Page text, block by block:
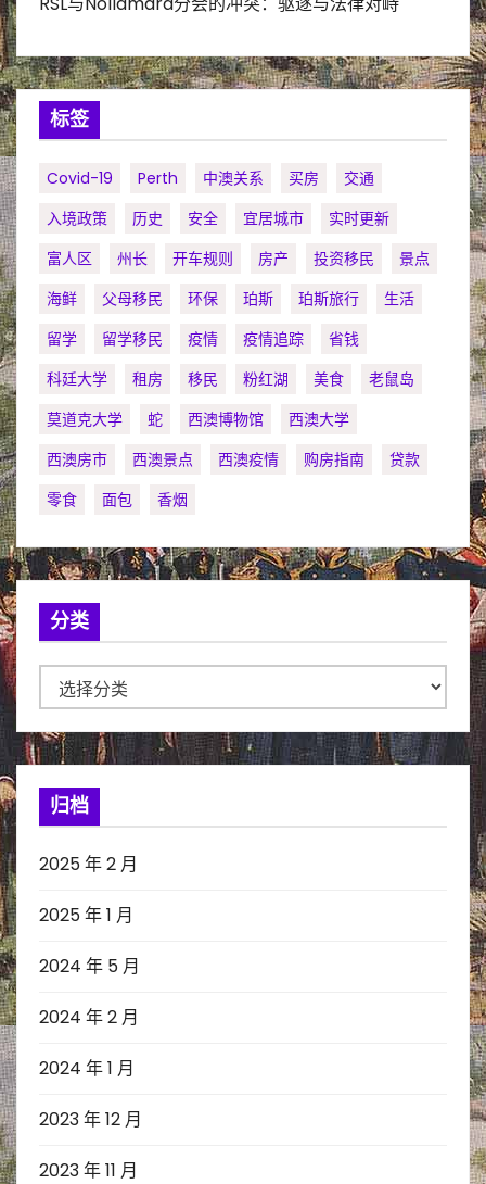
标签
Covid-19 Perth 中澳关系 买房
交通
入境政策
历史 安全 宜居城市
实时更新
富人区
州长 开车规则 房产 投资移民
景点
海鲜
父母移民 环保 珀斯 珀斯旅行
生活
留学
留学移民 疫情 疫情追踪
省钱
科廷大学
租房 移民 粉红湖 美食
老鼠岛
莫道克大学
蛇 西澳博物馆
西澳大学
西澳房市
西澳景点 西澳疫情 购房指南
贷款
零食
面包 香烟
分类
类
归档
2025 年 2 月
2025 年 1 月
2024 年 5 月
2024 年 2 月
2024 年 1 月
2023 年 12 月
2023 年 11 月